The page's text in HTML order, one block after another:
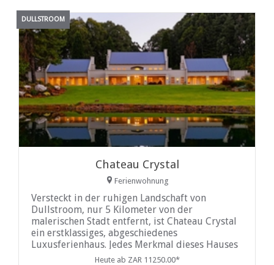
DULLSTROOM
Chateau Crystal
Ferienwohnung
Versteckt in der ruhigen Landschaft von
Dullstroom, nur 5 Kilometer von der
malerischen Stadt entfernt, ist Chateau Crystal
ein erstklassiges, abgeschiedenes
Luxusferienhaus. Jedes Merkmal dieses Hauses
wurde so gestaltet, dass es Komfort mit Eleganz
Heute ab ZAR 11250.00*